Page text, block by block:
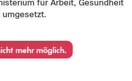
für Ar­beit, Ge­sund­heit
um­ge­setzt.
mehr mög­lich.